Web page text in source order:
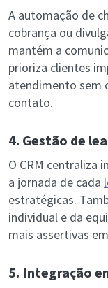
A automação de
cobrança ou
mantém a
prioriza clientes
atendimento sem
contato.
4. Gestão de
O CRM centraliza
a jornada de cada
estratégicas.
individual e da
mais assertivas
5. Integração